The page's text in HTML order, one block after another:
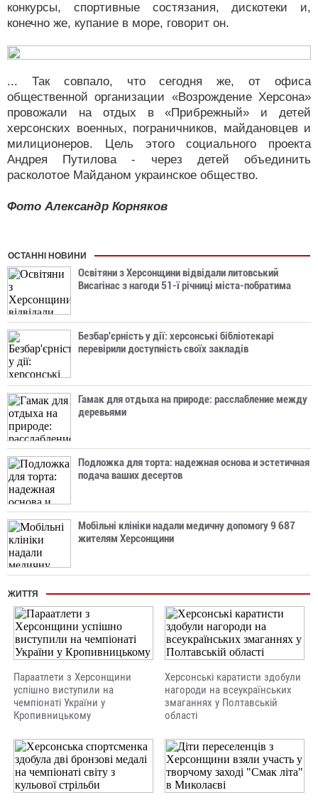
конкурсы, спортивные состязания, дискотеки и,
конечно же, купание в море, говорит он.
... Так совпало, что сегодня же, от офиса
общественной организации «Возрождение Херсона»
провожали на отдых в «Прибрежный» и детей
херсонских военных, пограничников, майдановцев и
милиционеров. Цель этого социального проекта
Андрея Путилова - через детей объединить
расколотое Майданом украинское общество.
Фото Александр Корняков
ОСТАННІ НОВИНИ
Освітяни з Херсонщини відвідали литовський
Висагінас з нагоди 51-ї річниці міста-побратима
Безбар'єрність у дії: херсонські бібліотекарі
перевірили доступність своїх закладів
Гамак для отдыха на природе: расслабление между
деревьями
Подложка для торта: надежная основа и эстетичная
подача ваших десертов
Мобільні клініки надали медичну допомогу 9 687
жителям Херсонщини
ЖИТТЯ
Параатлети з Херсонщини
успішно виступили на
чемпіонаті України у
Кропивницькому
Херсонські каратисти здобули
нагороди на всеукраїнських
змаганнях у Полтавській
області